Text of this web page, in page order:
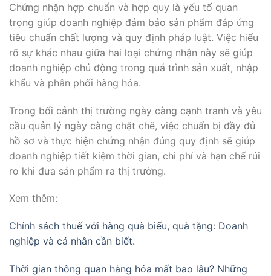
Chứng nhận hợp chuẩn và hợp quy là yếu tố quan
trọng giúp doanh nghiệp đảm bảo sản phẩm đáp ứng
tiêu chuẩn chất lượng và quy định pháp luật. Việc hiểu
rõ sự khác nhau giữa hai loại chứng nhận này sẽ giúp
doanh nghiệp chủ động trong quá trình sản xuất, nhập
khẩu và phân phối hàng hóa.
Trong bối cảnh thị trường ngày càng cạnh tranh và yêu
cầu quản lý ngày càng chặt chẽ, việc chuẩn bị đầy đủ
hồ sơ và thực hiện chứng nhận đúng quy định sẽ giúp
doanh nghiệp tiết kiệm thời gian, chi phí và hạn chế rủi
ro khi đưa sản phẩm ra thị trường.
Xem thêm:
Chính sách thuế với hàng quà biếu, quà tặng: Doanh
nghiệp và cá nhân cần biết.
Thời gian thông quan hàng hóa mất bao lâu? Những